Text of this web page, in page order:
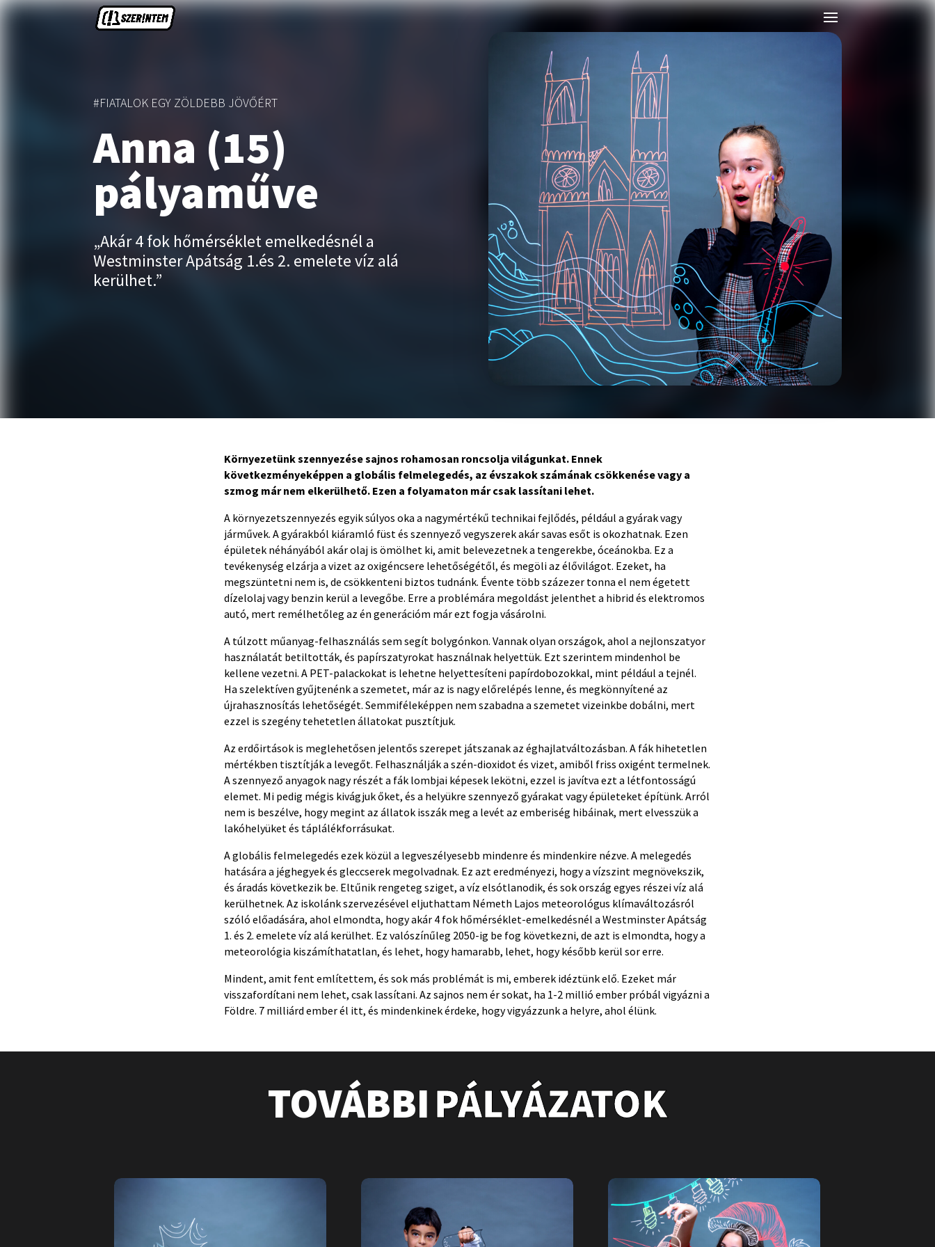
#FIATALOK EGY ZÖLDEBB JÖVŐÉRT
Anna (15)
pályaműve
„Akár 4 fok hőmérséklet emelkedésnél a
Westminster Apátság 1.és 2. emelete víz alá
kerülhet.”
Környezetünk szennyezése sajnos rohamosan roncsolja világunkat. Ennek
következményeképpen a globális felmelegedés, az évszakok számának csökkenése vagy a
szmog már nem elkerülhető. Ezen a folyamaton már csak lassítani lehet.
A környezetszennyezés egyik súlyos oka a nagymértékű technikai fejlődés, például a gyárak vagy
járművek. A gyárakból kiáramló füst és szennyező vegyszerek akár savas esőt is okozhatnak. Ezen
épületek néhányából akár olaj is ömölhet ki, amit belevezetnek a tengerekbe, óceánokba. Ez a
tevékenység elzárja a vizet az oxigéncsere lehetőségétől, és megöli az élővilágot. Ezeket, ha
megszüntetni nem is, de csökkenteni biztos tudnánk. Évente több százezer tonna el nem égetett
dízelolaj vagy benzin kerül a levegőbe. Erre a problémára megoldást jelenthet a hibrid és elektromos
autó, mert remélhetőleg az én generációm már ezt fogja vásárolni.
A túlzott műanyag-felhasználás sem segít bolygónkon. Vannak olyan országok, ahol a nejlonszatyor
használatát betiltották, és papírszatyrokat használnak helyettük. Ezt szerintem mindenhol be
kellene vezetni. A PET-palackokat is lehetne helyettesíteni papírdobozokkal, mint például a tejnél.
Ha szelektíven gyűjtenénk a szemetet, már az is nagy előrelépés lenne, és megkönnyítené az
újrahasznosítás lehetőségét. Semmiféleképpen nem szabadna a szemetet vizeinkbe dobálni, mert
ezzel is szegény tehetetlen állatokat pusztítjuk.
Az erdőirtások is meglehetősen jelentős szerepet játszanak az éghajlatváltozásban. A fák hihetetlen
mértékben tisztítják a levegőt. Felhasználják a szén-dioxidot és vizet, amiből friss oxigént termelnek.
A szennyező anyagok nagy részét a fák lombjai képesek lekötni, ezzel is javítva ezt a létfontosságú
elemet. Mi pedig mégis kivágjuk őket, és a helyükre szennyező gyárakat vagy épületeket építünk. Arról
nem is beszélve, hogy megint az állatok isszák meg a levét az emberiség hibáinak, mert elvesszük a
lakóhelyüket és táplálékforrásukat.
A globális felmelegedés ezek közül a legveszélyesebb mindenre és mindenkire nézve. A melegedés
hatására a jéghegyek és gleccserek megolvadnak. Ez azt eredményezi, hogy a vízszint megnövekszik,
és áradás következik be. Eltűnik rengeteg sziget, a víz elsótlanodik, és sok ország egyes részei víz alá
kerülhetnek. Az iskolánk szervezésével eljuthattam Németh Lajos meteorológus klímaváltozásról
szóló előadására, ahol elmondta, hogy akár 4 fok hőmérséklet-emelkedésnél a Westminster Apátság
1. és 2. emelete víz alá kerülhet. Ez valószínűleg 2050-ig be fog következni, de azt is elmondta, hogy a
meteorológia kiszámíthatatlan, és lehet, hogy hamarabb, lehet, hogy később kerül sor erre.
Mindent, amit fent említettem, és sok más problémát is mi, emberek idéztünk elő. Ezeket már
visszafordítani nem lehet, csak lassítani. Az sajnos nem ér sokat, ha 1-2 millió ember próbál vigyázni a
Földre. 7 milliárd ember él itt, és mindenkinek érdeke, hogy vigyázzunk a helyre, ahol élünk.
TOVÁBBIPÁLYÁZATOK